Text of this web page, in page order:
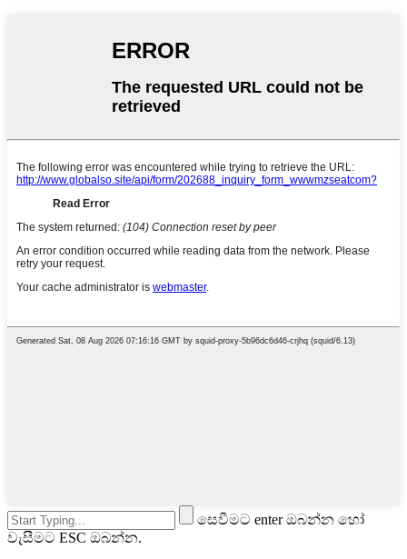
සෙවීමට enter ඔබන්න හෝ
වැසීමට ESC ඔබන්න.